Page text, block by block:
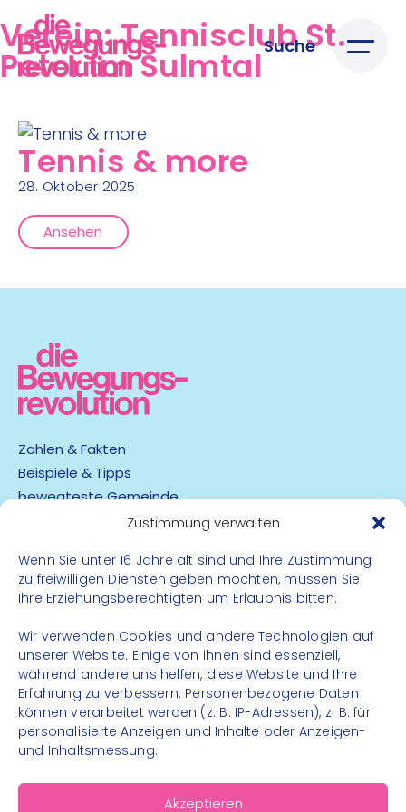
Zustimmung verwalten
Wenn Sie unter 16 Jahre alt sind und Ihre Zustimmung
zu freiwilligen Diensten geben möchten, müssen Sie
Ihre Erziehungsberechtigten um Erlaubnis bitten.
Wir verwenden Cookies und andere Technologien auf
unserer Website. Einige von ihnen sind essenziell,
während andere uns helfen, diese Website und Ihre
Erfahrung zu verbessern. Personenbezogene Daten
können verarbeitet werden (z. B. IP-Adressen), z. B. für
personalisierte Anzeigen und Inhalte oder Anzeigen-
und Inhaltsmessung.
Akzeptieren
Suche
Verein:Tennisclub St.
Peter im Sulmtal
Tennis & more
28. Oktober 2025
Ansehen
Zahlen & Fakten
Beispiele & Tipps
bewegteste Gemeinde
Barrierefreiheit
Datenschutz
Impressum
Kontakt
FOLGE UNS
Instagram
Facebook